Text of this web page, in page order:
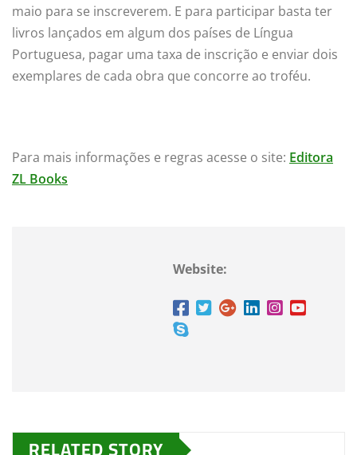
maio para se inscreverem. E para participar basta ter
livros lançados em algum dos países de Língua
Portuguesa, pagar uma taxa de inscrição e enviar dois
exemplares de cada obra que concorre ao troféu.
Para mais informações e regras acesse o site: Editora
ZL Books
Website: